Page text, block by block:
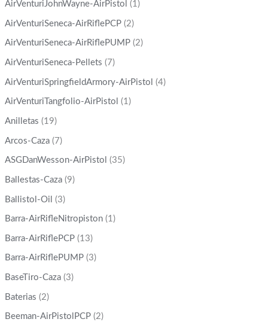
AirVenturiJohnWayne-AirPistol (1)
AirVenturiSeneca-AirRiflePCP (2)
AirVenturiSeneca-AirRiflePUMP (2)
AirVenturiSeneca-Pellets (7)
AirVenturiSpringfieldArmory-AirPistol (4)
AirVenturiTangfolio-AirPistol (1)
Anilletas (19)
Arcos-Caza (7)
ASGDanWesson-AirPistol (35)
Ballestas-Caza (9)
Ballistol-Oil (3)
Barra-AirRifleNitropiston (1)
Barra-AirRiflePCP (13)
Barra-AirRiflePUMP (3)
BaseTiro-Caza (3)
Baterias (2)
Beeman-AirPistolPCP (2)